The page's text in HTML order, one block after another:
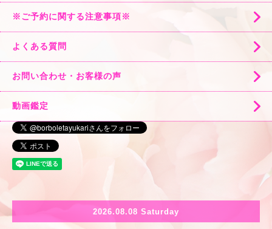
※ご予約に関する注意事項※
よくある質問
お問い合わせ・お客様の声
動画鑑定
2026.08.08 Saturday